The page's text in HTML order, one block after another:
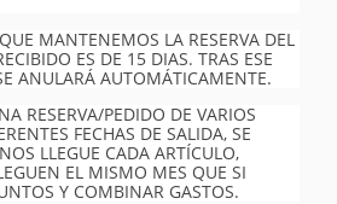
MANTENEMOS LA RESERVA DEL
ES DE 15 DIAS. TRAS ESE
ANULARÁ AUTOMÁTICAMENTE.
RESERVA/PEDIDO DE VARIOS
FECHAS DE SALIDA, SE
LLEGUE CADA ARTÍCULO,
EL MISMO MES QUE SI
Y COMBINAR GASTOS.